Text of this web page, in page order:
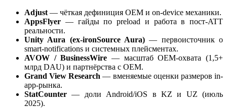
Adjust — чёткая дефиниция OEM и on-device механики.
AppsFlyer — гайды по preload и работа в пост-ATT
реальности.
Unity Aura (ex-ironSource Aura) — первоисточник о
smart-notifications и системных плейсментах.
AVOW / BusinessWire — масштаб OEM-охвата (1,5+
млрд DAU) и партнёрства с OEM.
Grand View Research — вменяемые оценки размеров in-
app-рынка.
StatCounter — доли Android/iOS в KZ и UZ (июль
2025).